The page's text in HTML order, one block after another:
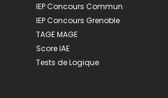
IEP Concours Commun
IEP Concours Grenoble
TAGE MAGE
Score IAE
Tests de Logique